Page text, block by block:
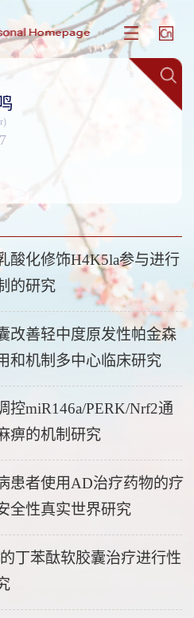
酸化修饰H4K5la参与进行
的研究
改善轻中度原发性帕金森
和机制多中心临床研究
控miR146a/PERK/Nrf2通
痹的机制研究
患者使用AD治疗药物的疗
全性真实世界研究
丁苯酞软胶囊治疗进行性